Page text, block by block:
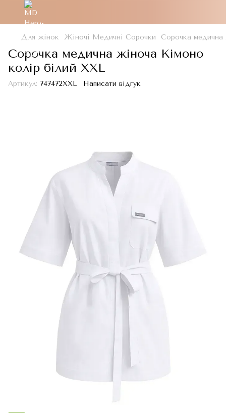
Для жінок Жіночі Медичні Сорочки Сорочка медична
Сорочка медична жіноча Кімоно
колір білий XXL
Артикул: 747472XXL Написати відгук